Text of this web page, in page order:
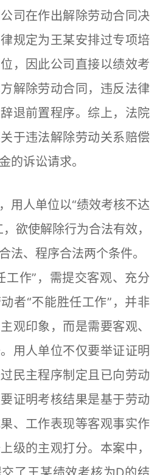
司在作出解除劳动合同决
规定为王某安排过专项培
，因此公司直接以绩效考
解除劳动合同，违反法律
退前置程序。综上，法院
于违法解除劳动关系赔偿
的诉讼请求。
人单位以“绩效考核不达
欲使解除行为合法有效，
法、程序合法两个条件。
作”，需提交客观、充分
者“不能胜任工作”，并非
观印象，而是需要客观、
用人单位不仅要举证证明
民主程序制定且已向劳动
证明考核结果是基于劳动
、工作表现等客观事实作
级的主观打分。本案中，